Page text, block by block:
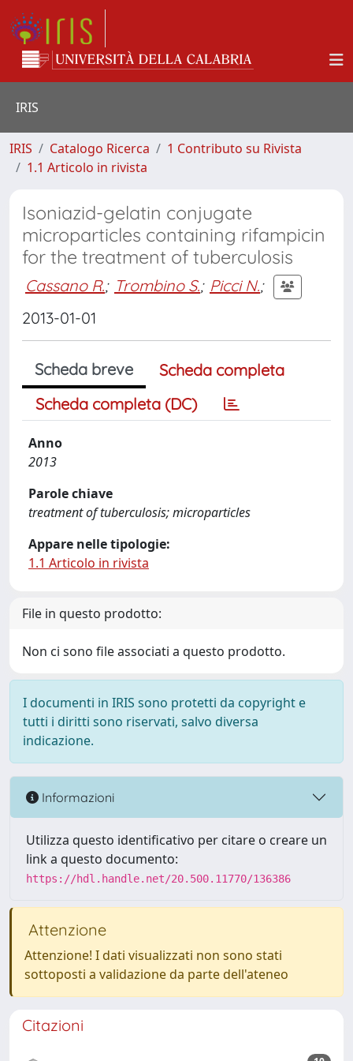
IRIS
IRIS Catalogo Ricerca
1 Contributo su Rivista
1.1 Articolo in rivista
Isoniazid-gelatin conjugate
microparticles containing rifampicin
for the treatment of tuberculosis
Cassano R.; Trombino S.; Picci N.;
2013-01-01
Scheda breve
Scheda completa
Scheda completa (DC)
Anno
2013
Parole chiave
treatment of tuberculosis; microparticles
Appare nelle tipologie:
1.1 Articolo in rivista
File in questo prodotto:
Non ci sono file associati a questo prodotto.
I documenti in IRIS sono protetti da copyright e
tutti i diritti sono riservati, salvo diversa
indicazione.
Informazioni
Utilizza questo identificativo per citare o creare un
link a questo documento:
https://hdl.handle.net/20.500.11770/136386
Attenzione
Attenzione! I dati visualizzati non sono stati
sottoposti a validazione da parte dell'ateneo
Citazioni